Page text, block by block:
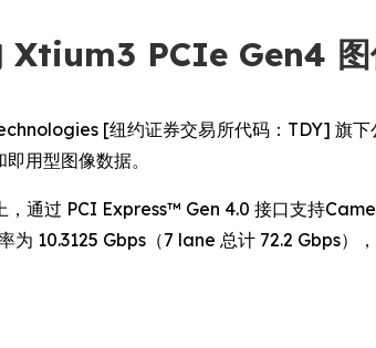
Xtium3 PCIe Gen4 图
[纽约证券交易所代码：TDY] 旗
用型图像数据。
，通过 PCI Express™ Gen 4.0 接口支持
10.3125 Gbps（7 lane 总计 72.2 Gbps